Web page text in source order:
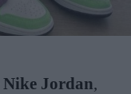
Nike Jordan,